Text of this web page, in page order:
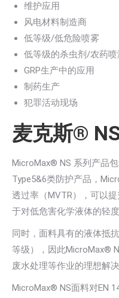
维护应用
风电材料制造商
低等级/低危险喷雾
低等级的杀虫剂/农药喷
GRP生产中的应用
制药生产
犯罪活动现场
麦克斯®
MicroMax® NS 系列产品
Type5&6类防护产品，
透过率（MVTR），可以
于对低危害化学液体的轻
同时，面料具有的液体抵
等级），因此MicroMax®
废水处理等作业的理想解决
MicroMax® NS面料对EN